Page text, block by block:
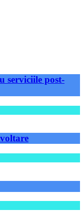
serviciile post-